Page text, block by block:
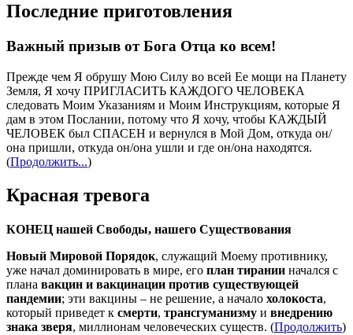
Последние приготовления
Важный призыв от Бога Отца ко всем!
Прежде чем Я обрушу Мою Силу во всей Ее мощи на Планету
Земля, Я хочу ПРИГЛАСИТЬ КАЖДОГО ЧЕЛОВЕКА
следовать Моим Указаниям и Моим Инструкциям, которые Я
дам в этом Послании, потому что Я хочу, чтобы КАЖДЫЙ
ЧЕЛОВЕК был СПАСЕН и вернулся в Мой Дом, откуда он/
она пришли, откуда он/она ушли и где он/она находятся.
(Продолжить...)
Красная тревога
КОНЕЦ нашей Свободы, нашего Существования
Новый Мировой Порядок, служащий Моему противнику,
уже начал доминировать в мире, его план тирании начался с
плана вакцин и вакцинации против существующей
пандемии; эти вакцины – не решение, а начало холокоста,
который приведет к смерти, трансгуманизму и внедрению
знака зверя, миллионам человеческих существ. (Продолжить)